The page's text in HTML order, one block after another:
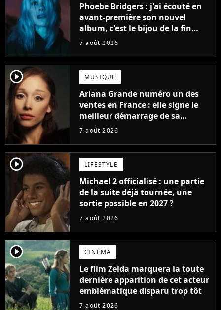
Phoebe Bridgers : j'ai écouté en
avant-première son nouvel
album, c'est le bijou de la fin
d'été
7 août 2026
player2 MUSIQUE
Ariana Grande numéro un des
ventes en France : elle signe le
meilleur démarrage de sa
carrière avec son album Petal
7 août 2026
player2 LIFESTYLE
Michael 2 officialisé : une partie
de la suite déjà tournée, une
sortie possible en 2027 ?
7 août 2026
player2 CINÉMA
Le film Zelda marquera la toute
dernière apparition de cet acteur
emblématique disparu trop tôt
7 août 2026